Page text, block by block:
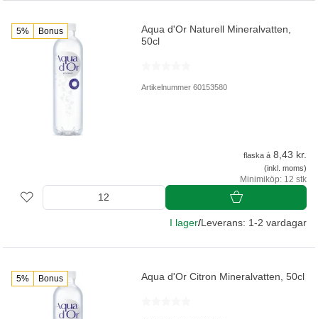
5% Bonus
Aqua d'Or Naturell Mineralvatten,
50cl
Artikelnummer 60153580
flaska á 8,43 kr.
(inkl. moms)
Minimiköp: 12 stk
I lager/Leverans: 1-2 vardagar
5% Bonus Aqua d'Or Citron Mineralvatten, 50cl